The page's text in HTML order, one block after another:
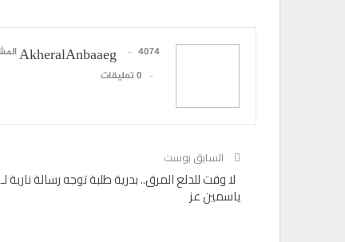
AkheralAnbaaeg
4074 المشاركات
0 تعليقات
السابق بوست
لا وقت للدلع المرق.. بدرية طلبة توجه رسالة نارية لـ
ياسمين عز